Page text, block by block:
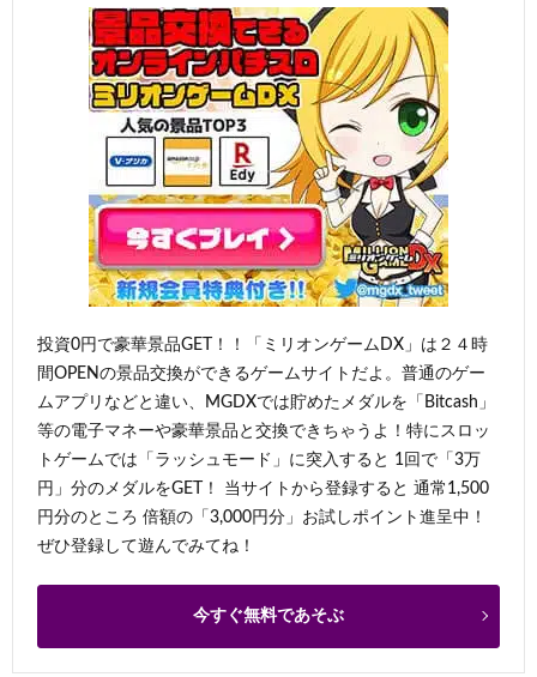
投資0円で豪華景品GET！！「ミリオンゲームDX」は２４時
間OPENの景品交換ができるゲームサイトだよ。普通のゲー
ムアプリなどと違い、MGDXでは貯めたメダルを「Bitcash」
等の電子マネーや豪華景品と交換できちゃうよ！特にスロッ
トゲームでは「ラッシュモード」に突入すると 1回で「3万
円」分のメダルをGET！ 当サイトから登録すると 通常1,500
円分のところ 倍額の「3,000円分」お試しポイント進呈中！
ぜひ登録して遊んでみてね！
今すぐ無料であそぶ